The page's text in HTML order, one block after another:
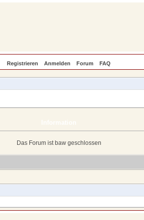
Registrieren Anmelden Forum FAQ
Das Forum ist baw geschlossen